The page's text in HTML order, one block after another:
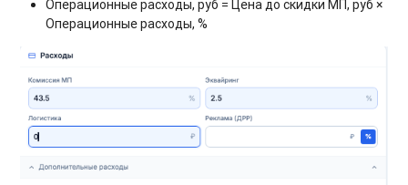
Операционные расходы, руб = Цена до скидки МП, руб ×
Операционные расходы, %